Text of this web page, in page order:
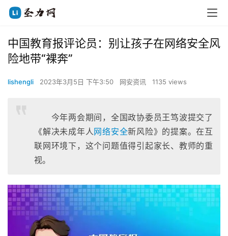
中国教育报评论员：别让孩子在网络安全风
险地带“裸奔”
lishengli 2023年3月5日 下午3:50 网安资讯 1135 views
今年两会期间，全国政协委员王笃波提交了
《解决未成年人网络安全新风险》的提案。在互
联网环境下，这个问题值得引起家长、教师的重
视。